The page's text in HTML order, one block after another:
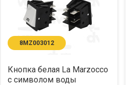
8MZ003012
Кнопка белая La Marzocco
с символом воды